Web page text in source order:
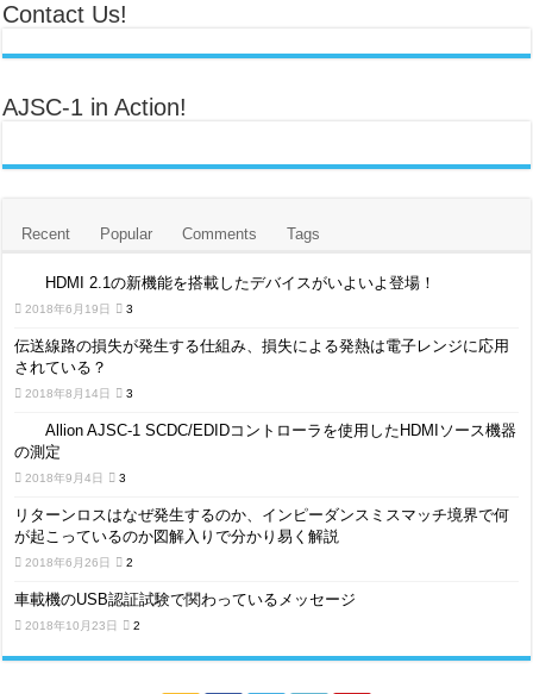
Contact Us!
AJSC-1 in Action!
Recent Popular Comments Tags
HDMI 2.1の新機能を搭載したデバイスがいよいよ登場！
2018年6月19日 3
伝送線路の損失が発生する仕組み、損失による発熱は電子レンジに応用
されている？
2018年8月14日 3
Allion AJSC-1 SCDC/EDIDコントローラを使用したHDMIソース機器
の測定
2018年9月4日 3
リターンロスはなぜ発生するのか、インピーダンスミスマッチ境界で何
が起こっているのか図解入りで分かり易く解説
2018年6月26日 2
車載機のUSB認証試験で関わっているメッセージ
2018年10月23日 2